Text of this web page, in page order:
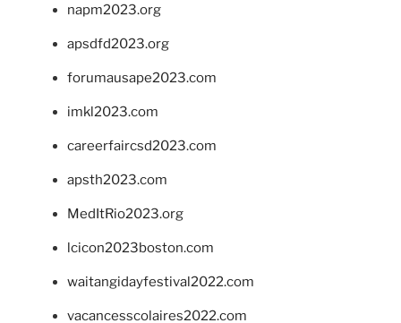
napm2023.org
apsdfd2023.org
forumausape2023.com
imkl2023.com
careerfaircsd2023.com
apsth2023.com
MedItRio2023.org
lcicon2023boston.com
waitangidayfestival2022.com
vacancesscolaires2022.com